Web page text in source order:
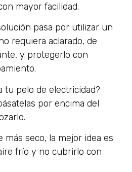
mayor facilidad.
pasa por utilizar un
requiera aclarado, de
y protegerlo con
tu pelo de electricidad?
por encima del
más seco, la mejor idea es
frío y no cubrirlo con